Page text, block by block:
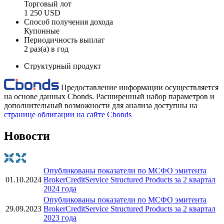
Торговый лот
1 250 USD
Способ получения дохода
Купонные
Периодичность выплат
2 раз(а) в год
Структурный продукт
Предоставление информации осуществляется
на основе данных Cbonds. Расширенный набор параметров и
дополнительный возможности для анализа доступны на
странице облигации на сайте Cbonds
Новости
01.10.2024
Опубликованы показатели по МСФО эмитента
BrokerCreditService Structured Products за 2 квартал
2024 года
29.09.2023
Опубликованы показатели по МСФО эмитента
BrokerCreditService Structured Products за 2 квартал
2023 года